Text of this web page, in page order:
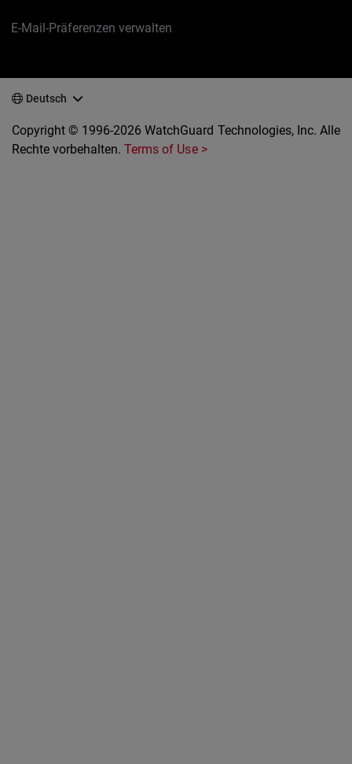
E-Mail-Präferenzen verwalten
Deutsch
Copyright © 1996-2026 WatchGuard Technologies, Inc. Alle
Rechte vorbehalten.Terms of Use >